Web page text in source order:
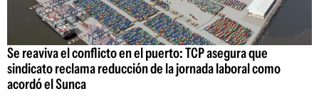
Se reaviva el conflicto en el puerto: TCP asegura que
sindicato reclama reducción de la jornada laboral como
acordó el Sunca